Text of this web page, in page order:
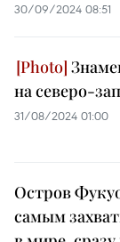
30/09/2024 08:51
на северо-
31/08/2024 01:00
Остров
самым